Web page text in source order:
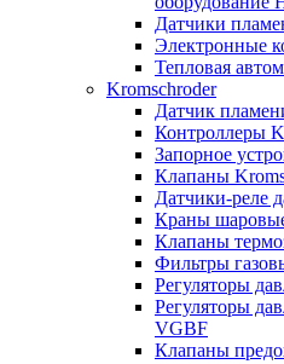
Датчики
Электронные
Тепловая
Kromschroder
Датчик
Контроллеры
Запорное
Клапаны
Датчики-реле
Краны
Клапаны
Фильтры
Регуляторы
Регуляторы
VGBF
Клапаны